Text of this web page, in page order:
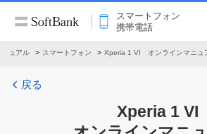
スマートフォン
携帯電話
ュアル スマートフォン Xperia 1 VI オンラインマニュ
戻る
Xperia 1 VI